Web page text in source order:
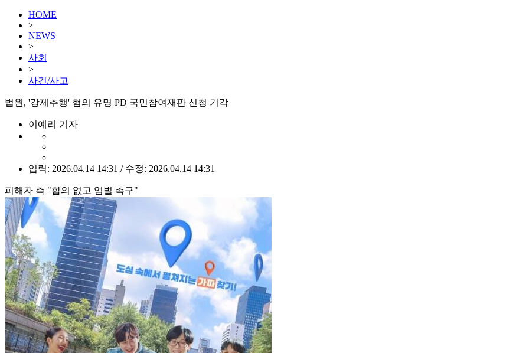
HOME
>
NEWS
>
사회
>
사건/사고
법원, '강제추행' 혐의 유명 PD 국민참여재판 신청 기각
이예리 기자
입력: 2026.04.14 14:31 / 수정: 2026.04.14 14:31
피해자 측 "합의 없고 엄벌 촉구"